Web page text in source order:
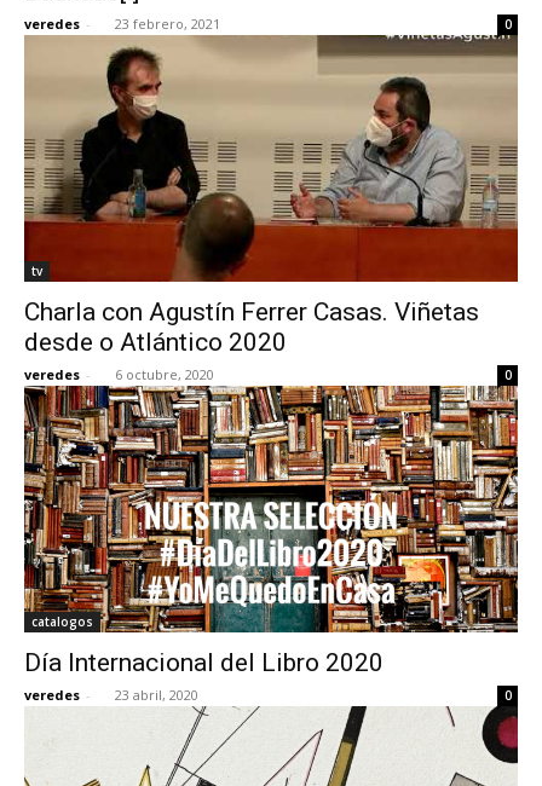
veredes - 23 febrero, 2021 0
tv
Charla con Agustín Ferrer Casas. Viñetas
desde o Atlántico 2020
veredes - 6 octubre, 2020 0
catalogos
Día Internacional del Libro 2020
veredes - 23 abril, 2020 0